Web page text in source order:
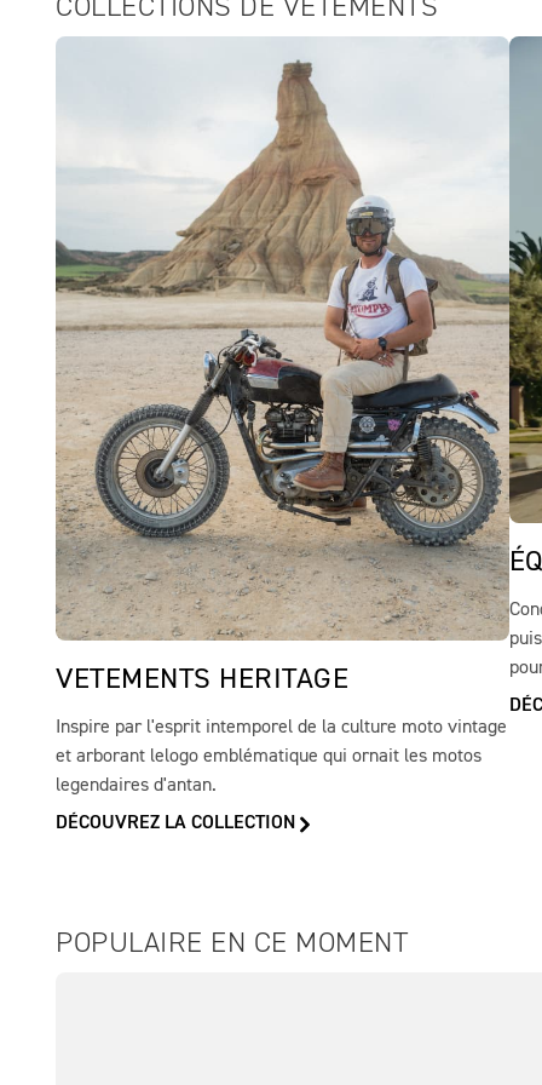
COLLECTIONS DE VÊTEMENTS
VETEMENTS HERITAGE
Inspire par l'esprit intemporel de la culture moto vintage
et arborant lelogo emblématique qui ornait les motos
legendaires d'antan.
DÉCOUVREZ LA COLLECTION
POPULAIRE EN CE MOMENT